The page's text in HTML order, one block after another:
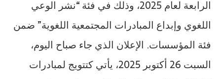
الرابعة لعام 2025، وذلك في فئة “نشر الوعي
اللغوي وإبداع المبادرات المجتمعية اللغوية” ضمن
فئة المؤسسات. الإعلان الذي جاء صباح اليوم،
السبت 26 أكتوبر 2025، يأتي كتتويج لمبادرات